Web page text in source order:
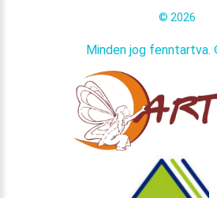
© 2026
Minden jog fenntartva.